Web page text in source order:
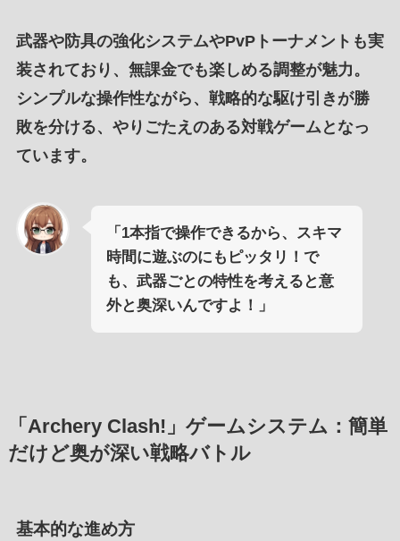
武器や防具の強化システムやPvPトーナメント も実
装されており、 無課金でも楽しめる調整が魅力。
シンプルな操作性ながら、 戦略的な駆け引き が勝
敗を分ける、 やりごたえ のある対戦ゲームとなっ
ています。
「1本指で操作できるから、スキマ
時間に遊ぶのにもピッタリ！で
も、武器ごとの特性を考えると意
外と奥深いんですよ！」
「Archery Clash!」ゲームシステム：簡単
だけど奥が深い戦略バトル
基本的な進め方